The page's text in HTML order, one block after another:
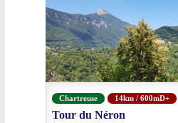
Chartreuse 14km / 600mD+
Tour du Néron